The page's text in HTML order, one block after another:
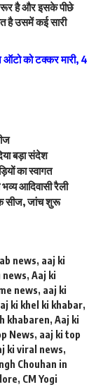
है और इसके पीछे
है उसमें कई सारी
ऑटो को टक्कर मारी, 4
बड़ा संदेश
का स्वागत
आदिवासी रैली
सीज, जांच शुरू
news, aaj ki
news, Aaj ki
news, aaj ki
ki khel ki khabar,
khabaren, Aaj ki
News, aaj ki top
ki viral news,
Chouhan in
, CM Yogi